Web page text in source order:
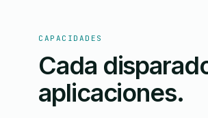
CAPACIDADES
Cada
aplicaciones.